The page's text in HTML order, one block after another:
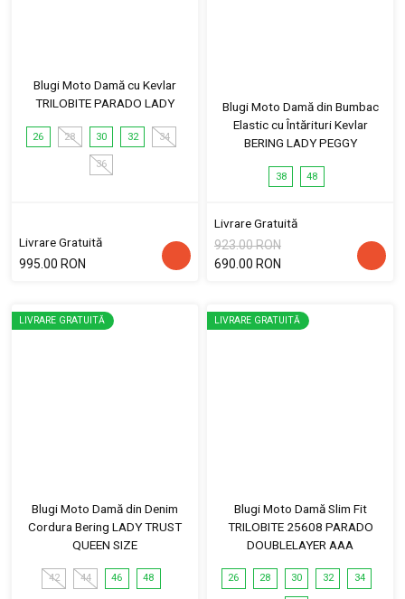
Blugi Moto Damă cu Kevlar
TRILOBITE PARADO LADY
26 28 30 32 34
36
Livrare Gratuită
995.00 RON
Blugi Moto Damă din Bumbac
Elastic cu Întărituri Kevlar
BERING LADY PEGGY
38 48
Livrare Gratuită
923.00 RON
690.00 RON
LIVRARE GRATUITĂ
Blugi Moto Damă din Denim
Cordura Bering LADY TRUST
QUEEN SIZE
42 44 46 48
LIVRARE GRATUITĂ
Blugi Moto Damă Slim Fit
TRILOBITE 25608 PARADO
DOUBLELAYER AAA
26 28 30 32 34